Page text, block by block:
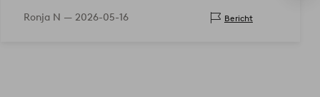
Ronja N — 2026-05-16 Bericht